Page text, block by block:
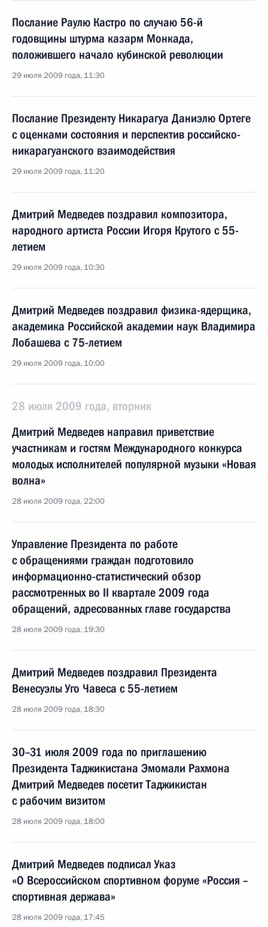
Послание Раулю Кастро по случаю 56-й
годовщины штурма казарм Монкада,
положившего начало кубинской революции
29 июля 2009 года, 11:30
Послание Президенту Никарагуа Даниэлю Ортеге
с оценками состояния и перспектив российско-
никарагуанского взаимодействия
29 июля 2009 года, 11:20
Дмитрий Медведев поздравил композитора,
народного артиста России Игоря Крутого с 55-
летием
29 июля 2009 года, 10:30
Дмитрий Медведев поздравил физика-ядерщика,
академика Российской академии наук Владимира
Лобашева с 75-летием
29 июля 2009 года, 10:00
28 июля 2009 года, вторник
Дмитрий Медведев направил приветствие
участникам и гостям Международного конкурса
молодых исполнителей популярной музыки «Новая
волна»
28 июля 2009 года, 22:00
Управление Президента по работе
с обращениями граждан подготовило
информационно-статистический обзор
рассмотренных во II квартале 2009 года
обращений, адресованных главе государства
28 июля 2009 года, 19:30
Дмитрий Медведев поздравил Президента
Венесуэлы Уго Чавеса с 55-летием
28 июля 2009 года, 18:30
30–31 июля 2009 года по приглашению
Президента Таджикистана Эмомали Рахмона
Дмитрий Медведев посетит Таджикистан
с рабочим визитом
28 июля 2009 года, 18:00
Дмитрий Медведев подписал Указ
«О Всероссийском спортивном форуме «Россия –
спортивная держава»
28 июля 2009 года, 17:45